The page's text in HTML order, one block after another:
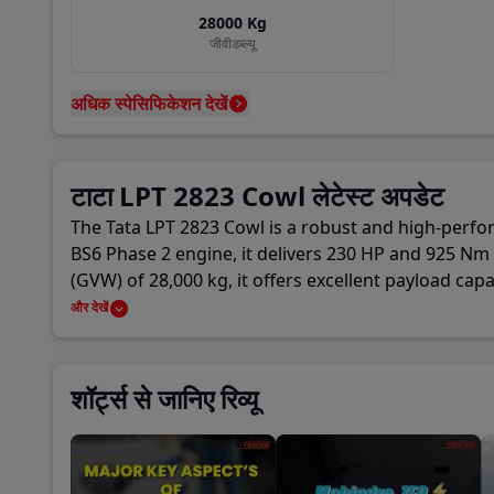
28000 Kg
जीवीडब्ल्यू
अधिक स्पेसिफिकेशन देखें
टाटा LPT 2823 Cowl लेटेस्ट अपडेट
The Tata LPT 2823 Cowl is a robust and high-
BS6 Phase 2 engine, it delivers 230 HP and 925
(GVW) of 28,000 kg, it offers excellent payload
6000 mm, and 6800 mm—offering flexibility for
और देखें
शॉर्ट्स से जानिए रिव्यू